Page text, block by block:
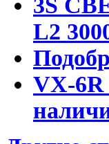
L2
VX-